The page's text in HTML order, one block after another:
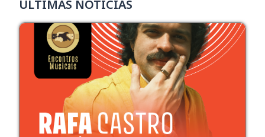
ÚLTIMAS NOTÍCIAS